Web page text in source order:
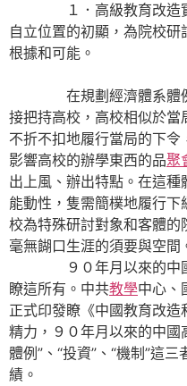
１．高級教育改造實
自立位置的初顯，為院校
根據和可能。
在規劃經濟體系體例
接把持高校，高校相似於當
不折不扣地履行當局的下
影響高校的辦學東西的品聚
出上風、辦出特點。在這
能動性，隻需簡樸地履行
校為特殊研討對象和客體
毫無餬口生涯的須要與空間
９０年月以來的中國
瞭這所有。中共教學中心、
正式印發瞭《中國教育改
精力，９０年月以來的中國
體例”、“投資”、“機制”這
績。